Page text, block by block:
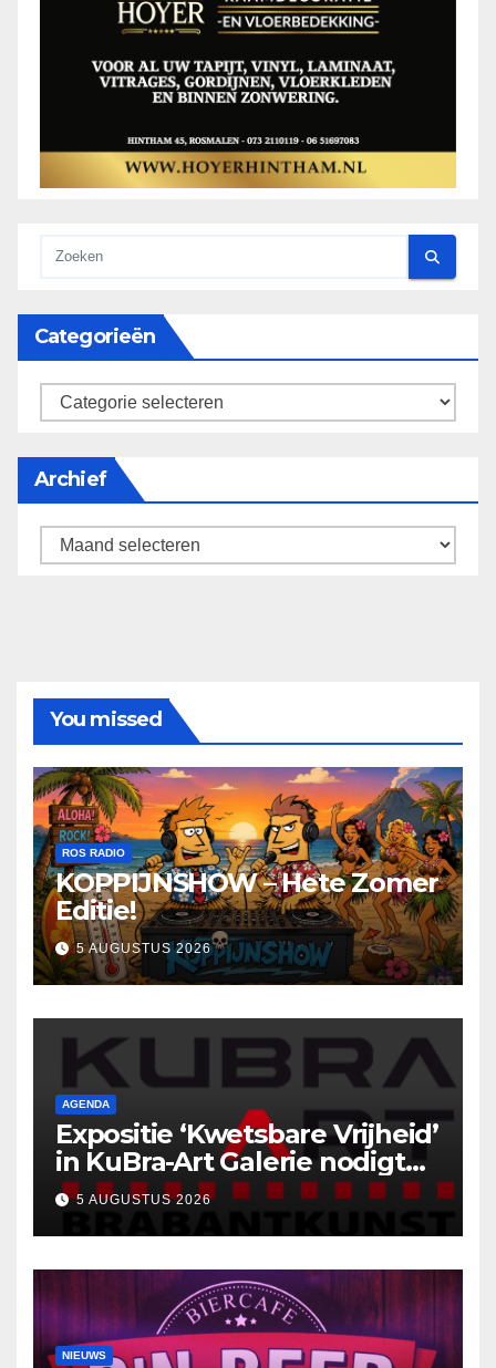
Categorieën
categorieën
Archief
Archief
You missed
ROS RADIO
KOPPIJNSHOW – Hete Zomer
Editie!
5 AUGUSTUS 2026
AGENDA
Expositie ‘Kwetsbare Vrijheid’
in KuBra-Art Galerie nodigt
uit tot ontmoeting en
reflectie
5 AUGUSTUS 2026
NIEUWS